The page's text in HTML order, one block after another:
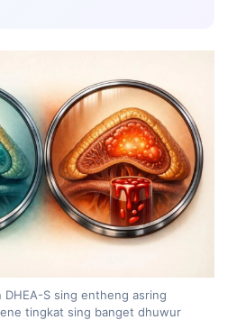
DHEA-S sing entheng asring
tingkat sing banget dhuwur